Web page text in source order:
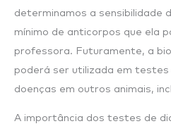
determinamos a sensibilidade
mínimo de anticorpos que ela
professora. Futuramente, a
poderá ser utilizada em
doenças em outros animais,
A importância dos testes de